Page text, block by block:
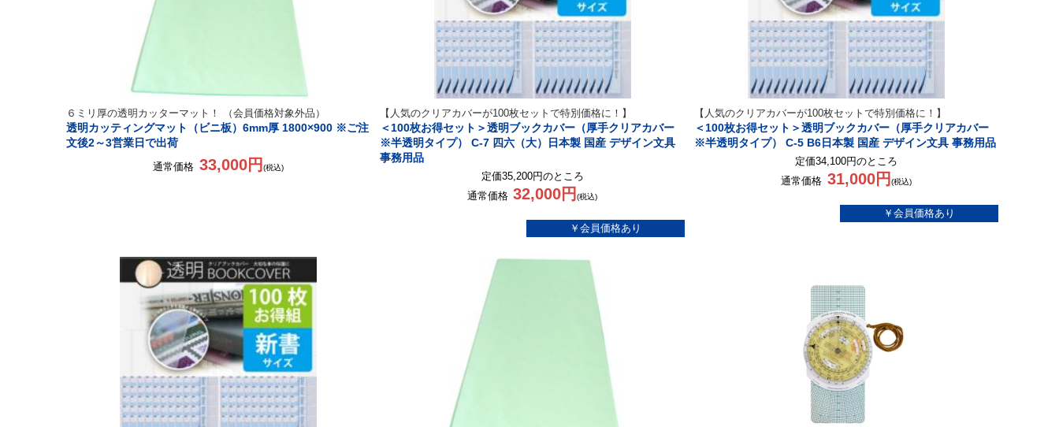
６ミリ厚の透明カッターマット！ （会員価格対象外品）
透明カッティングマット（ビニ板）6mm厚 1800×900 ※ご注
文後2～3営業日で出荷
通常価格 33,000円 (税込)
【人気のクリアカバーが100枚セットで特別価格に！】
＜100枚お得セット＞透明ブックカバー（厚手クリアカバー
※半透明タイプ） C-7 四六（大）日本製 国産 デザイン文具
事務用品
定価35,200円のところ
通常価格 32,000円(税込)
【人気のクリアカバーが100枚セットで特別価格に！】
＜100枚お得セット＞透明ブックカバー（厚手クリアカバー
※半透明タイプ） C-5 B6日本製 国産 デザイン文具 事務用品
定価34,100円のところ
通常価格 31,000円 (税込)